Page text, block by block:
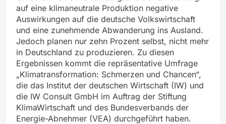
auf eine klimaneutrale Produktion negative
Auswirkungen auf die deutsche Volkswirtschaft
und eine zunehmende Abwanderung ins Ausland.
Jedoch planen nur zehn Prozent selbst, nicht mehr
in Deutschland zu produzieren. Zu diesen
Ergebnissen kommt die repräsentative Umfrage
„Klimatransformation: Schmerzen und Chancen“,
die das Institut der deutschen Wirtschaft (IW) und
die IW Consult GmbH im Auftrag der Stiftung
KlimaWirtschaft und des Bundesverbands der
Energie-Abnehmer (VEA) durchgeführt haben.